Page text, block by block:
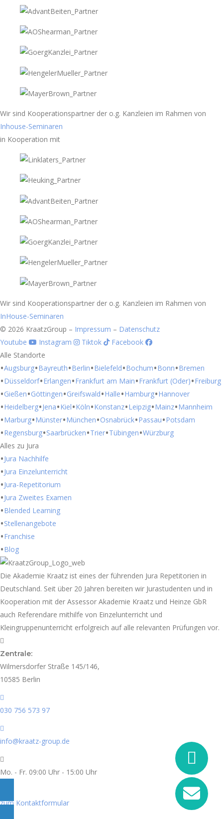
Wir sind Kooperationspartner der o.g. Kanzleien im Rahmen von
Inhouse-Seminaren
in Kooperation mit
Wir sind Kooperationspartner der o.g. Kanzleien im Rahmen von
InHouse-Seminaren
© 2026 KraatzGroup – Impressum – Datenschutz
Youtube
Instagram Tiktok
Facebook
Alle Standorte
Augsburg Bayreuth Berlin Bielefeld Bochum Bonn Bremen
Düsseldorf Erlangen Frankfurt am Main Frankfurt (Oder) Freiburg
Gießen Göttingen Greifswald Halle Hamburg Hannover
Heidelberg Jena Kiel Köln Konstanz Leipzig Mainz Mannheim
Marburg Münster München Osnabrück Passau Potsdam
Regensburg Saarbrücken Trier Tübingen Würzburg
Alles zu Jura
Jura Nachhilfe
Jura Einzelunterricht
Jura-Repetitorium
Jura Zweites Examen
Blended Learning
Stellenangebote
Franchise
Blog
Die Akademie Kraatz ist eines der führenden Jura Repetitorien in
Deutschland. Seit über 20 Jahren bereiten wir Jurastudenten und in
Kooperation mit der Assessor Akademie Kraatz und Heinze GbR
auch Referendare mithilfe von Einzelunterricht und
Kleingruppenunterricht erfolgreich auf alle relevanten Prüfungen vor.
Zentrale:
Wilmersdorfer Straße 145/146,
10585 Berlin
030 756 573 97
info@kraatz-group.de
Mo. - Fr. 09:00 Uhr - 15:00 Uhr
zum Kontaktformular